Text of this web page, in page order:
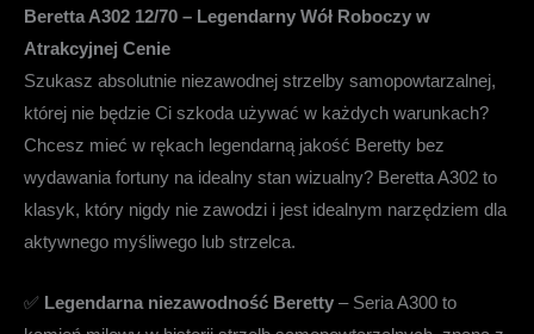
Beretta A302 12/70 – Legendarny Wół Roboczy w
Atrakcyjnej Cenie
Szukasz absolutnie niezawodnej strzelby samopowtarzalnej,
której nie będzie Ci szkoda używać w każdych warunkach?
Chcesz mieć w rękach legendarną jakość Beretty bez
wydawania fortuny na idealny stan wizualny? Beretta A302 to
klasyk, który nigdy nie zawodzi i jest idealnym narzędziem dla
aktywnego myśliwego lub strzelca.
✅ Legendarna niezawodność Beretty – Seria A300 to